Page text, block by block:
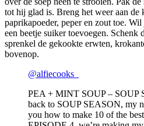
tot hij glad is. Breng het weer aan de
paprikapoeder, peper en zout toe.
een beetje suiker toevoegen. Schenk
sprenkel de gekookte erwten,
bovenop.
@alfiecooks_
PEA + MINT SOUP – SOUP
back to SOUP SEASON, my
you how to make 10 of the